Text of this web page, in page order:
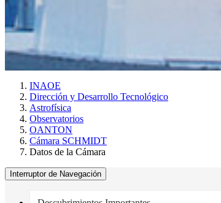
INAOE
Dirección y Desarrollo Tecnológico
Astrofísica
Observatorios
OANTON
Cámara SCHMIDT
Datos de la Cámara
Interruptor de Navegación